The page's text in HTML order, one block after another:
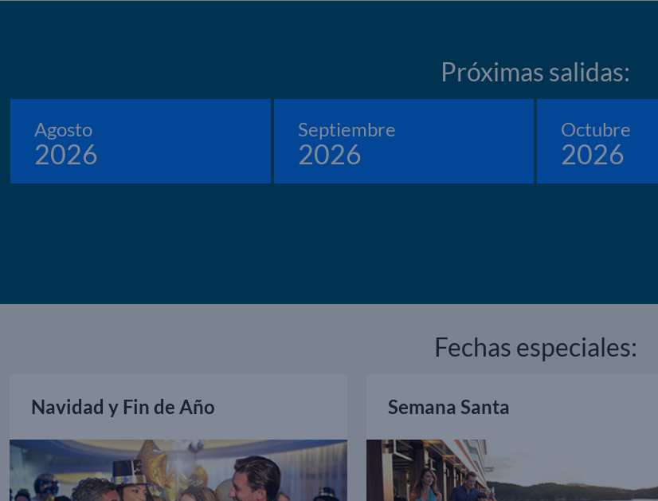
Próximas salidas:
Agosto
2026
Septiembre
2026
Octubre
2026
Fechas especiales:
Navidad y Fin de Año Semana Santa